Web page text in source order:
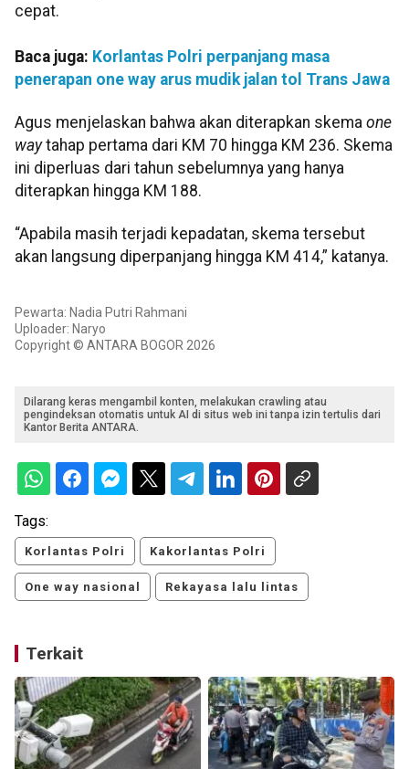
cepat.
Baca juga: Korlantas Polri perpanjang masa
penerapan one way arus mudik jalan tol Trans Jawa
Agus menjelaskan bahwa akan diterapkan skema one
waytahap pertama dari KM 70 hingga KM 236. Skema
ini diperluas dari tahun sebelumnya yang hanya
diterapkan hingga KM 188.
“Apabila masih terjadi kepadatan, skema tersebut
akan langsung diperpanjang hingga KM 414,” katanya.
Pewarta: Nadia Putri Rahmani
Uploader: Naryo
Copyright © ANTARA BOGOR 2026
Dilarang keras mengambil konten, melakukan crawling atau
pengindeksan otomatis untuk AI di situs web ini tanpa izin tertulis dari
Kantor Berita ANTARA.
Tags:
Korlantas Polri Kakorlantas Polri
One way nasional Rekayasa lalu lintas
Terkait